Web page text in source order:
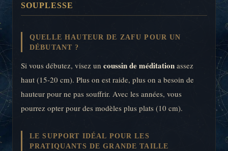
SOUPLESSE
QUELLE HAUTEUR DE ZAFU POUR UN
DÉBUTANT ?
Si vous débutez, visez un coussin de méditation assez
haut (15-20 cm). Plus on est raide, plus on a besoin de
hauteur pour ne pas souffrir. Avec les années, vous
pourrez opter pour des modèles plus plats (10 cm).
LE SUPPORT IDÉAL POUR LES
PRATIQUANTS DE GRANDE TAILLE